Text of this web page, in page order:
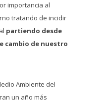
importancia al
tratando de incidir
partiendo desde
cambio de nuestro
Ambiente del
un año más